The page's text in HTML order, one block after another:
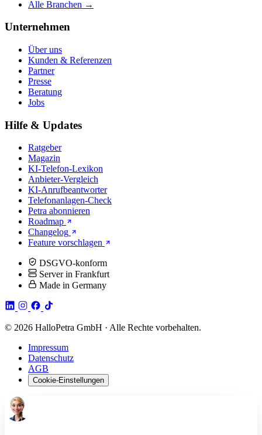
Alle Branchen →
Unternehmen
Über uns
Kunden & Referenzen
Partner
Presse
Beratung
Jobs
Hilfe & Updates
Ratgeber
Magazin
KI-Telefon-Lexikon
Anbieter-Vergleich
KI-Anrufbeantworter
Telefonanlagen-Check
Petra abonnieren
Roadmap
Changelog
Feature vorschlagen
DSGVO-konform
Server in Frankfurt
Made in Germany
© 2026 HalloPetra GmbH · Alle Rechte vorbehalten.
Impressum
Datenschutz
AGB
Cookie-Einstellungen